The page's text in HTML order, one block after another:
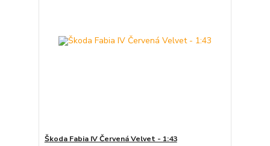
Škoda Fabia IV Červená Velvet - 1:43